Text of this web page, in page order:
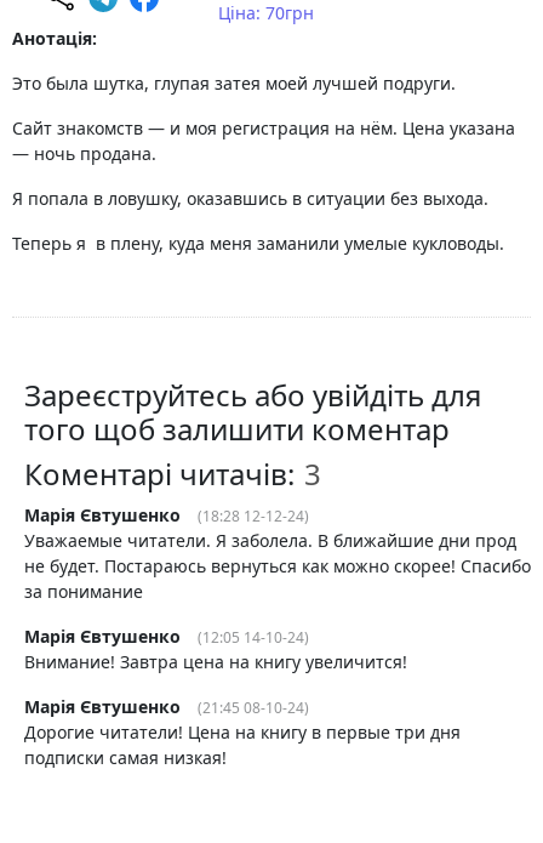
Ціна: 70грн
Анотація:
Это была шутка, глупая затея моей лучшей подруги.
Сайт знакомств — и моя регистрация на нём. Цена указана
— ночь продана.
Я попала в ловушку, оказавшись в ситуации без выхода.
Теперь я в плену, куда меня заманили умелые кукловоды.
Зареєструйтесь або увійдіть для
того щоб залишити коментар
Коментарі читачів:
Марія Євтушенко (18:28 12-12-24)
Уважаемые читатели. Я заболела. В ближайшие дни прод
не будет. Постараюсь вернуться как можно скорее! Спасибо
за понимание
Марія Євтушенко
(12:05 14-10-24)
Внимание! Завтра цена на книгу увеличится!
Марія Євтушенко
(21:45 08-10-24)
Дорогие читатели! Цена на книгу в первые три дня
подписки самая низкая!